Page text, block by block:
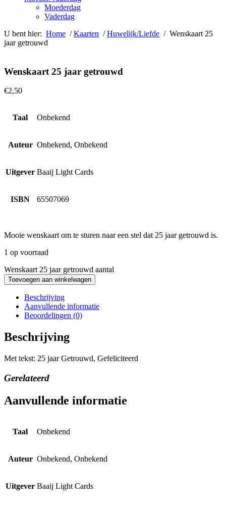
Moederdag
Vaderdag
U bent hier: Home /Kaarten /Huwelijk/Liefde / Wenskaart 25
jaar getrouwd
Wenskaart 25 jaar getrouwd
€2,50
Taal Onbekend
Auteur Onbekend, Onbekend
Uitgever Baaij Light Cards
ISBN 65507069
Mooie wenskaart om te sturen naar een stel dat 25 jaar getrouwd is.
1 op voorraad
Wenskaart 25 jaar getrouwd aantal
Toevoegen aan winkelwagen
Beschrijving
Aanvullende informatie
Beoordelingen (0)
Beschrijving
Met tekst: 25 jaar Getrouwd, Gefeliciteerd
Gerelateerd
Aanvullende informatie
Taal Onbekend
Auteur Onbekend, Onbekend
Uitgever Baaij Light Cards